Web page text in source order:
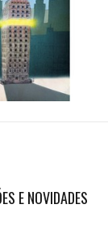
E NOVIDADES